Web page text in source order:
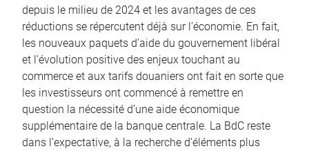
depuis le milieu de 2024 et les avantages de ces
réductions se répercutent déjà sur l’économie. En fait,
les nouveaux paquets d’aide du gouvernement libéral
et l’évolution positive des enjeux touchant au
commerce et aux tarifs douaniers ont fait en sorte que
les investisseurs ont commencé à remettre en
question la nécessité d’une aide économique
supplémentaire de la banque centrale. La BdC reste
dans l’expectative, à la recherche d’éléments plus